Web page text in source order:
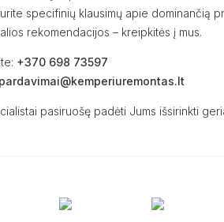
specifinių klausimų apie dominančią
rekomendacijos – kreipkitės į mus.
+370 698 73597
pardavimai@kemperiuremontas.lt
pasiruošę padėti Jums išsirinkti